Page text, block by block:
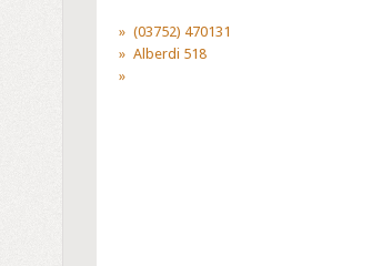
(03752) 470131
Alberdi 518